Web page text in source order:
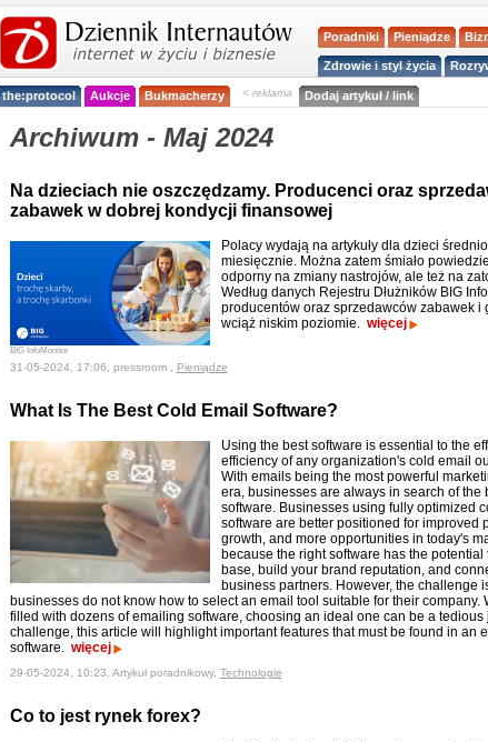
Poradniki Pieniądze
Zdrowie i styl życia
the:protocol Aukcje Bukmacherzy < reklama Dodaj artykuł / link
Archiwum - Maj 2024
Na dzieciach nie oszczędzamy. Producenci oraz
zabawek w dobrej kondycji finansowej
BIG InfoMonitor
Polacy wydają na artykuły dla dzieci
miesięcznie. Można zatem śmiało
odporny na zmiany nastrojów, ale też na
Według danych Rejestru Dłużników BIG
producentów oraz sprzedawców zabawek i
wciąż niskim poziomie. więcej
31-05-2024, 17:06, pressroom , Pieniądze
What Is The Best Cold Email Software?
Using the best software is essential to the
efficiency of any organization's cold email
With emails being the most powerful
era, businesses are always in search of the
software. Businesses using fully optimized
software are better positioned for improved
growth, and more opportunities in today's
because the right software has the
base, build your brand reputation, and
business partners. However, the challenge
businesses do not know how to select an email tool suitable for their company.
filled with dozens of emailing software, choosing an ideal one can be a tedious
challenge, this article will highlight important features that must be found in an
software. więcej
29-05-2024, 10:23, Artykuł poradnikowy, Technologie
Co to jest rynek forex?